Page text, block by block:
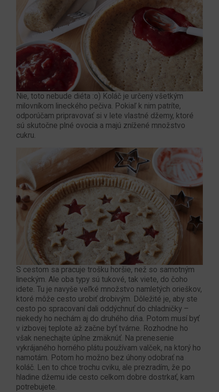
Nie, toto nebude diéta :o) Koláč je určený všetkým
milovníkom lineckého pečiva. Pokiaľ k nim patríte,
odporúčam pripravovať si v lete vlastné džemy, ktoré
sú skutočne plné ovocia a majú znížené množstvo
cukru.
S cestom sa pracuje trošku horšie, než so samotným
lineckým. Ale oba typy sú tukové, tak viete, do čoho
idete. Tu je navyše veľké množstvo namletých orieškov,
ktoré môže cesto urobiť drobivým. Dôležité je, aby ste
cesto po spracovaní dali oddýchnuť do chladničky –
niekedy ho nechám aj do druhého dňa. Potom musí byť
v izbovej teplote až začne byť tvárne. Rozhodne ho
však nenechajte úplne zmäknúť. Na prenesenie
vykrájaného horného plátu používam valček, na ktorý ho
namotám. Potom ho možno bez úhony odobrať na
koláč. Len to chce trochu cviku, ale prezradím, že po
hladine džemu ide cesto celkom dobre dostrkať, kam
potrebujete.